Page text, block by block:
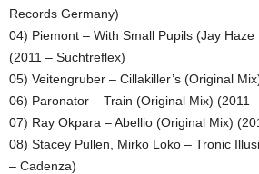
Records Germany)
04) Piemont – With Small Pupils (Jay
(2011 – Suchtreflex)
05) Veitengruber – Cillakiller’s (Original
06) Paronator – Train (Original Mix) (2011
07) Ray Okpara – Abellio (Original Mix)
08) Stacey Pullen, Mirko Loko – Tronic
– Cadenza)